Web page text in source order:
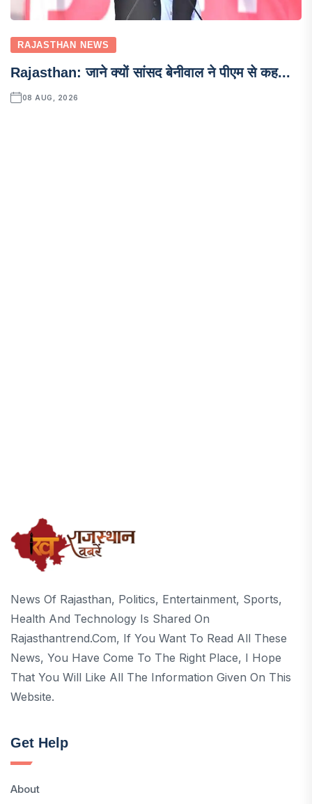
RAJASTHAN NEWS
Rajasthan: जाने क्यों सांसद बेनीवाल ने पीएम से कह...
08 AUG, 2026
News Of Rajasthan, Politics, Entertainment, Sports,
Health And Technology Is Shared On
Rajasthantrend.com, If You Want To Read All These
News, You Have Come To The Right Place, I Hope
That You Will Like All The Information Given On This
Website.
Get Help
About